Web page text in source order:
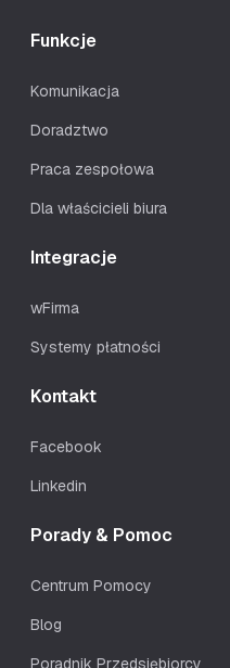
Funkcje
Komunikacja
Doradztwo
Praca zespołowa
Dla właścicieli biura
Integracje
wFirma
Systemy płatności
Kontakt
Facebook
Linkedin
Porady & Pomoc
Centrum Pomocy
Blog
Poradnik Przedsiębiorcy